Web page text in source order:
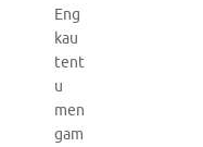
Eng
kau
tent
u
men
gam